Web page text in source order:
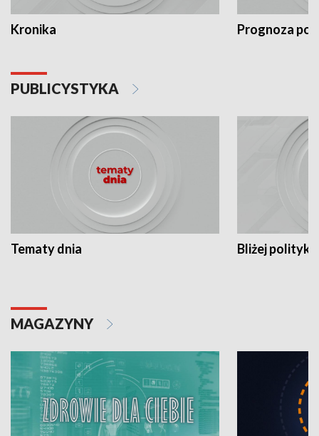
Kronika Prognoza
PUBLICYSTYKA
Tematy dnia Bliżej polityki
MAGAZYNY